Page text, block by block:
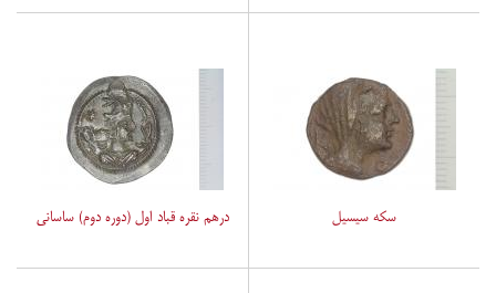
درهم نقره قباد اول (دوره دوم) ساسانی سکه سیسیل